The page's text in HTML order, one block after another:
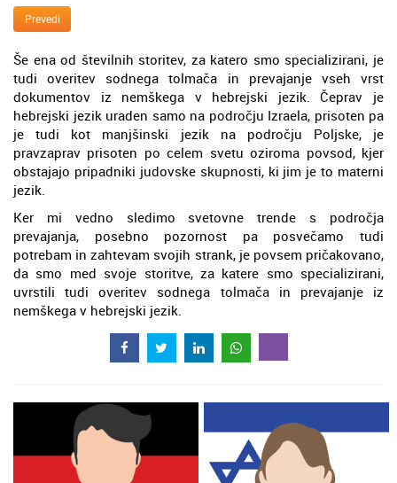
Prevedi
Še ena od številnih storitev, za katero smo specializirani, je
tudi overitev sodnega tolmača in prevajanje vseh vrst
dokumentov iz nemškega v hebrejski jezik. Čeprav je
hebrejski jezik uraden samo na področju Izraela, prisoten pa
je tudi kot manjšinski jezik na področju Poljske, je
pravzaprav prisoten po celem svetu oziroma povsod, kjer
obstajajo pripadniki judovske skupnosti, ki jim je to materni
jezik.
Ker mi vedno sledimo svetovne trende s področja
prevajanja, posebno pozornost pa posvečamo tudi
potrebam in zahtevam svojih strank, je povsem pričakovano,
da smo med svoje storitve, za katere smo specializirani,
uvrstili tudi overitev sodnega tolmača in prevajanje iz
nemškega v hebrejski jezik.